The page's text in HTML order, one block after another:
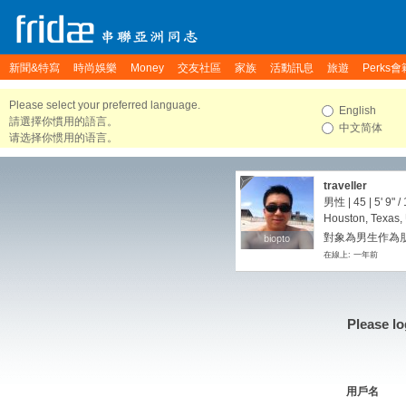
新聞&特寫 時尚娛樂 Money 交友社區 家族 活動訊息 旅遊 Perks會
Please select your preferred language.
請選擇你慣用的語言。
请选择你惯用的语言。
English
中文简体
biopto
biopto
traveller
男性 | 45 | 5' 9" /
Houston,
對象為男生作為
在線上: 一年前
Please
用戶名